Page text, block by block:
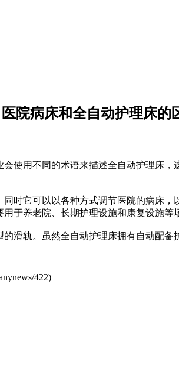
医院病床和全自动护理床的
会使用不同的术语来描述全自动护理床
它可以以各种方式调节医院的病床，
于养老院、长期护理设施和康复设施等
轨。虽然全自动护理床拥有自动配备
422)